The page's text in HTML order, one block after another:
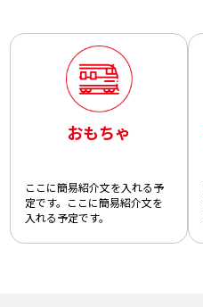
おもちゃ
ここに簡易紹介文を入れる予
定です。ここに簡易紹介文を
入れる予定です。